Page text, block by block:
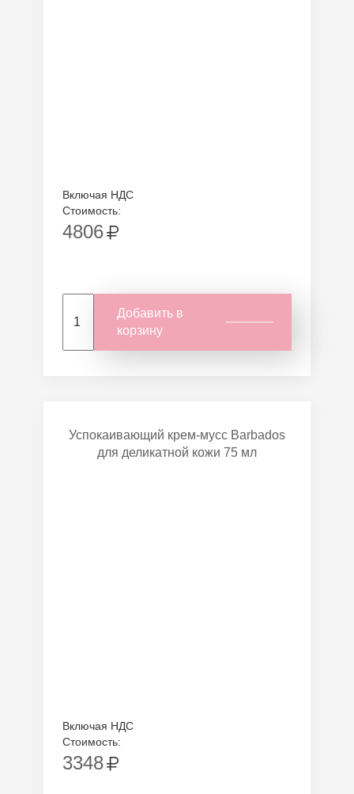
Включая НДС
Стоимость:
4806
Добавить в
корзину
Успокаивающий крем-мусс Barbados
для деликатной кожи 75 мл
Включая НДС
Стоимость:
3348